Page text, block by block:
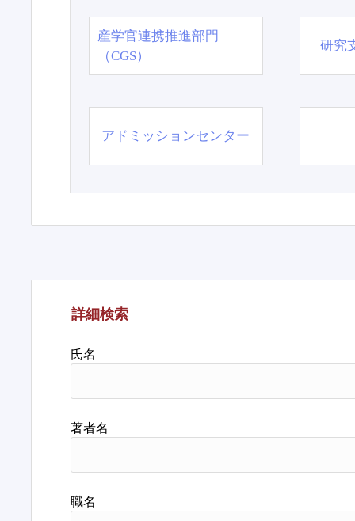
産学官連携推進部門
（CGS）
研究
アドミッションセンター
詳細検索
氏名
著者名
職名